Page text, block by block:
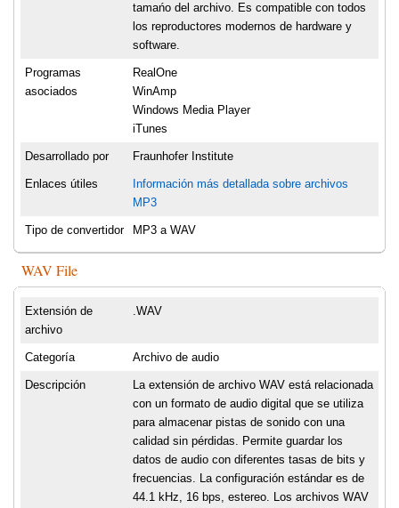
tamańo del archivo. Es compatible con todos
los reproductores modernos de hardware y
software.
Programas
asociados
RealOne
WinAmp
Windows Media Player
iTunes
Desarrollado por Fraunhofer Institute
Enlaces útiles
Información más detallada sobre archivos
MP3
Tipo de convertidor MP3 a WAV
WAV File
Extensión de
archivo
.WAV
Categoría Archivo de audio
Descripción
La extensión de archivo WAV está relacionada
con un formato de audio digital que se utiliza
para almacenar pistas de sonido con una
calidad sin pérdidas. Permite guardar los
datos de audio con diferentes tasas de bits y
frecuencias. La configuración estándar es de
44.1 kHz, 16 bps, estereo. Los archivos WAV